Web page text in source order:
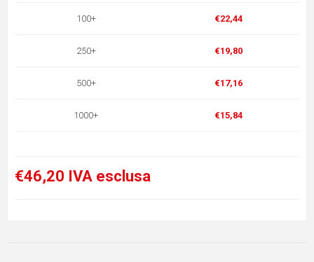
100+
250+
500+
1000+
€22,44
€19,80
€17,16
€15,84
€46,20 IVA esclusa